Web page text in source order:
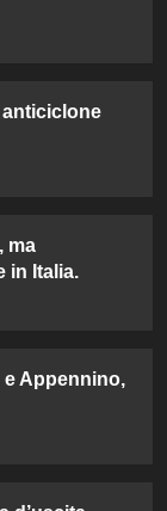
anticiclone
ma
in Italia.
e Appennino,